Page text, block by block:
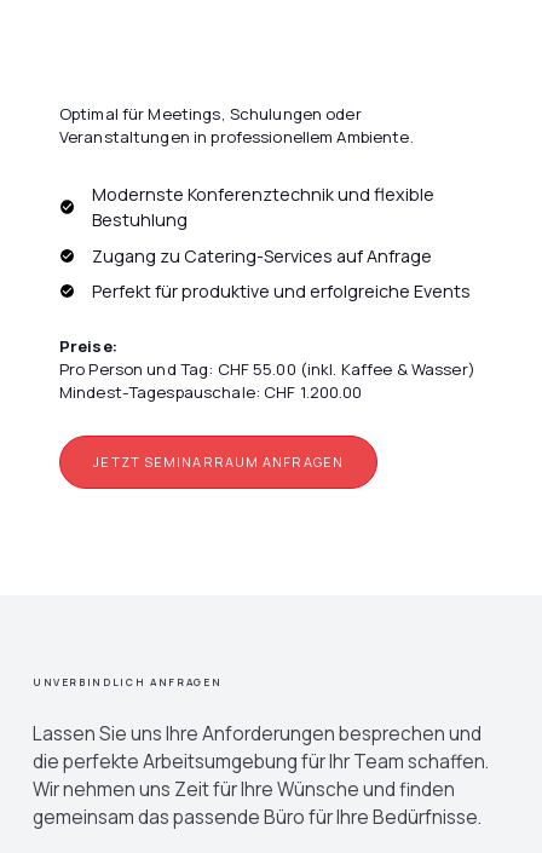
Optimal für Meetings, Schulungen oder
Veranstaltungen in professionellem Ambiente.
Modernste Konferenztechnik und flexible
Bestuhlung
Zugang zu Catering-Services auf Anfrage
Perfekt für produktive und erfolgreiche Events
Preise:
Pro Person und Tag: CHF 55.00 (inkl. Kaffee & Wasser)
Mindest-Tagespauschale: CHF 1.200.00
JETZT SEMINARRAUM ANFRAGEN
UNVERBINDLICH ANFRAGEN
Lassen Sie uns Ihre Anforderungen besprechen und
die perfekte Arbeitsumgebung für Ihr Team schaffen.
Wir nehmen uns Zeit für Ihre Wünsche und finden
gemeinsam das passende Büro für Ihre Bedürfnisse.